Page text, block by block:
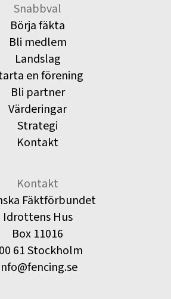
Snabbval
Börja fäkta
Bli medlem
Landslag
en förening
Bli partner
Värderingar
Strategi
Kontakt
Kontakt
Fäktförbundet
Idrottens Hus
Box 11016
61 Stockholm